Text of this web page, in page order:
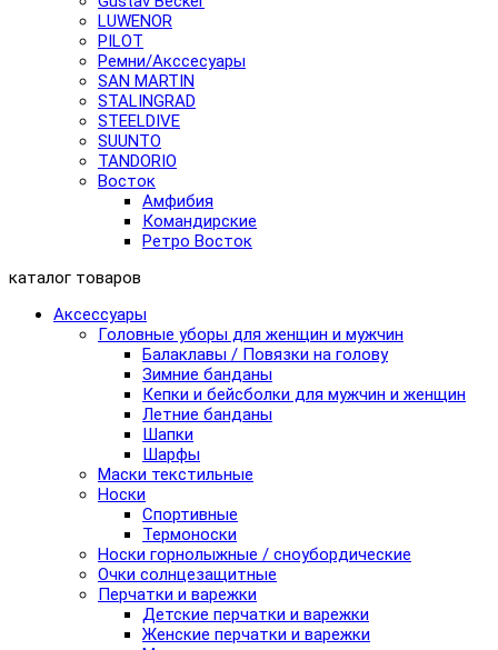
LUWENOR
PILOT
Pемни/Акссесуары
SAN MARTIN
STALINGRAD
STEELDIVE
SUUNTO
TANDORIO
Восток
Амфибия
Командирские
Ретро Восток
каталог товаров
Аксессуары
Головные уборы для женщин и мужчин
Балаклавы / Повязки на голову
Зимние банданы
Кепки и бейсболки для мужчин и женщин
Летние банданы
Шапки
Шарфы
Маски текстильные
Носки
Спортивные
Термоноски
Носки горнолыжные / сноубордические
Очки солнцезащитные
Перчатки и варежки
Детские перчатки и варежки
Женские перчатки и варежки